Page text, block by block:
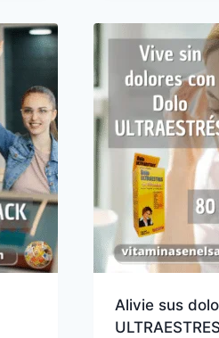
Alivie sus